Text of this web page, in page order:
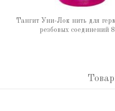
Тангит Уни-Лок нить для
резбовых соединений